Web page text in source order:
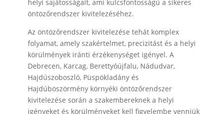
helyi sajátosságait, ami kulcsfontosságú a sikeres
öntözőrendszer kivitelezéséhez.
Az öntözőrendszer kivitelezése tehát komplex
folyamat, amely szakértelmet, precizitást és a helyi
körülmények iránti érzékenységet igényel. A
Debrecen, Karcag, Berettyóújfalu, Nádudvar,
Hajdúszoboszló, Püspökladány és
Hajdúböszörmény környéki öntözőrendszer
kivitelezése során a szakembereknek a helyi
igényeket és körülményeket kell figyelembe venniük